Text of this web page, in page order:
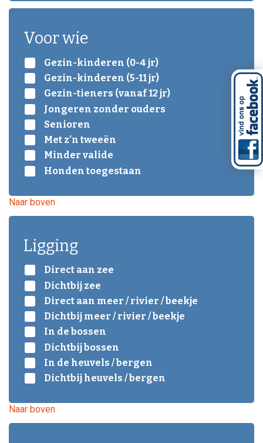
Voor wie
Gezin-kinderen (0-4 jr)
Gezin-kinderen (5-11 jr)
Gezin-tieners (vanaf 12 jr)
Jongeren zonder ouders
Senioren
Met z’n tweeën
Minder valide
Honden toegestaan
Naar boven
Ligging
Direct aan zee
Dichtbij zee
Direct aan meer / rivier / beekje
Dichtbij meer / rivier / beekje
In de bossen
Dichtbij bossen
In de heuvels / bergen
Dichtbij heuvels / bergen
Naar boven